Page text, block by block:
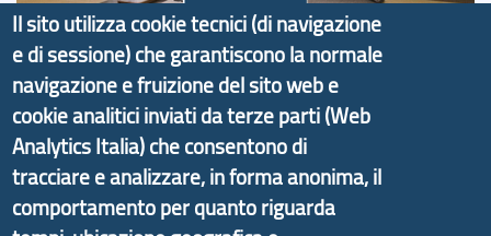
Città Metropolitana di Genova si impegna a rendere
il proprio sito web accessibile, conformemente al
D.lgs. 10 agosto 2018, n.106 che ha recepito la
direttiva UE 2016/2102 del Parlamento europeo e
del Consiglio.
Dichiarazione di Accessibilità
Il sito utilizza cookie tecnici (di navigazione
e di sessione) che garantiscono la normale
navigazione e fruizione del sito web e
cookie analitici inviati da terze parti (Web
Analytics Italia) che consentono di
tracciare e analizzare, in forma anonima, il
comportamento per quanto riguarda